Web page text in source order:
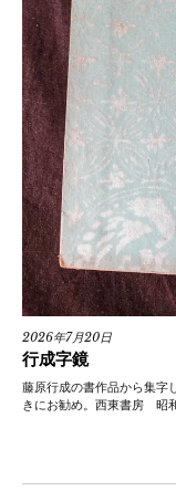
2026年7月20日
行成字鏡
藤原行成の書作品から集字
きにお勧め。西東書房